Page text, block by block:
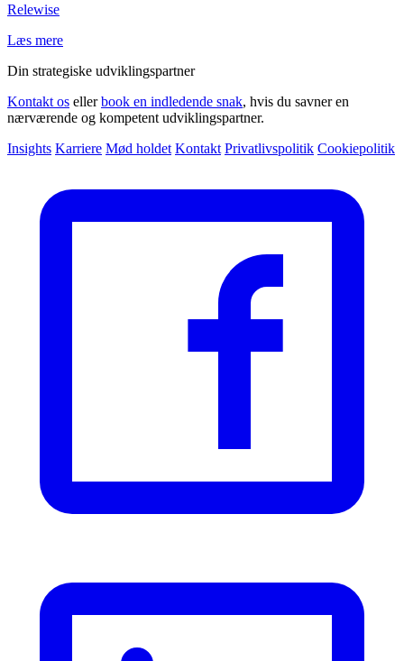
Relewise
Læs mere
Din strategiske udviklingspartner
Kontakt os ellerbook en indledende snak, hvis du savner en
nærværende og kompetent udviklingspartner.
Insights Karriere Mød holdet Kontakt Privatlivspolitik Cookiepolitik